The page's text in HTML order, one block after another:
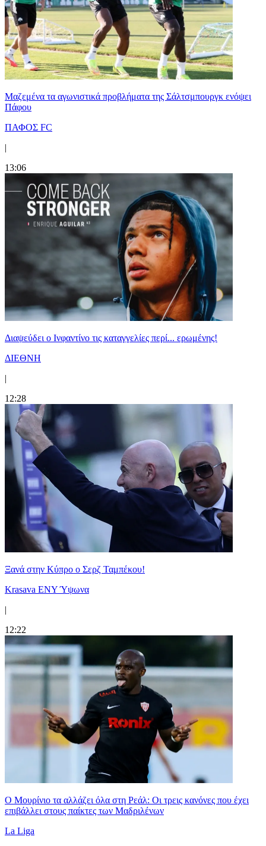
Μαζεμένα τα αγωνιστικά προβλήματα της Σάλτσμπουργκ ενόψει
Πάφου
ΠΑΦΟΣ FC
|
13:06
Διαψεύδει ο Ινφαντίνο τις καταγγελίες περί... ερωμένης!
ΔΙΕΘΝΗ
|
12:28
Ξανά στην Κύπρο ο Σερζ Ταμπέκου!
Krasava ENY Ύψωνα
|
12:22
Ο Μουρίνιο τα αλλάζει όλα στη Ρεάλ: Οι τρεις κανόνες που έχει
επιβάλλει στους παίκτες των Μαδριλένων
La Liga